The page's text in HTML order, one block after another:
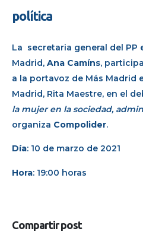
política
La secretaria general del PP
Madrid, Ana Camíns,
a la portavoz de Más Madrid
Madrid, Rita Maestre, en el
la mujer en la sociedad,
organiza Compolider.
Día: 10 de marzo de 2021
Hora: 19:00 horas
Compartir post